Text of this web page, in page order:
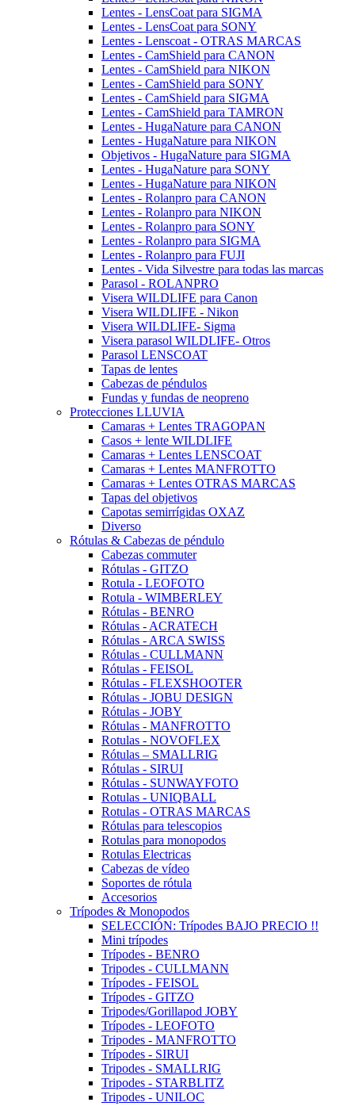
Lentes - LensCoat para SIGMA
Lentes - LensCoat para SONY
Lentes - Lenscoat - OTRAS MARCAS
Lentes - CamShield para CANON
Lentes - CamShield para NIKON
Lentes - CamShield para SONY
Lentes - CamShield para SIGMA
Lentes - CamShield para TAMRON
Lentes - HugaNature para CANON
Lentes - HugaNature para NIKON
Objetivos - HugaNature para SIGMA
Lentes - HugaNature para SONY
Lentes - HugaNature para NIKON
Lentes - Rolanpro para CANON
Lentes - Rolanpro para NIKON
Lentes - Rolanpro para SONY
Lentes - Rolanpro para SIGMA
Lentes - Rolanpro para FUJI
Lentes - Vida Silvestre para todas las marcas
Parasol - ROLANPRO
Visera WILDLIFE para Canon
Visera WILDLIFE - Nikon
Visera WILDLIFE- Sigma
Visera parasol WILDLIFE- Otros
Parasol LENSCOAT
Tapas de lentes
Cabezas de péndulos
Fundas y fundas de neopreno
Protecciones LLUVIA
Camaras + Lentes TRAGOPAN
Casos + lente WILDLIFE
Camaras + Lentes LENSCOAT
Camaras + Lentes MANFROTTO
Camaras + Lentes OTRAS MARCAS
Tapas del objetivos
Capotas semirrígidas OXAZ
Diverso
Rótulas & Cabezas de péndulo
Cabezas commuter
Rótulas - GITZO
Rotula - LEOFOTO
Rotula - WIMBERLEY
Rótulas - BENRO
Rótulas - ACRATECH
Rótulas - ARCA SWISS
Rótulas - CULLMANN
Rótulas - FEISOL
Rótulas - FLEXSHOOTER
Rótulas - JOBU DESIGN
Rótulas - JOBY
Rótulas - MANFROTTO
Rotulas - NOVOFLEX
Rótulas – SMALLRIG
Rótulas - SIRUI
Rótulas - SUNWAYFOTO
Rotulas - UNIQBALL
Rotulas - OTRAS MARCAS
Rótulas para telescopios
Rotulas para monopodos
Rotulas Electricas
Cabezas de vídeo
Soportes de rótula
Accesorios
Trípodes & Monopodos
SELECCIÓN: Trípodes BAJO PRECIO !!
Mini trípodes
Trípodes - BENRO
Tripodes - CULLMANN
Trípodes - FEISOL
Trípodes - GITZO
Tripodes/Gorillapod JOBY
Trípodes - LEOFOTO
Tripodes - MANFROTTO
Trípodes - SIRUI
Tripodes - SMALLRIG
Tripodes - STARBLITZ
Tripodes - UNILOC